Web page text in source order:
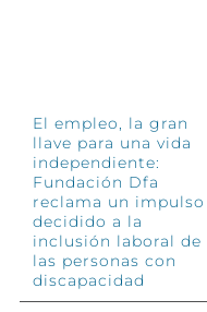
El empleo, la gran
llave para una vida
independiente:
Fundación Dfa
reclama un impulso
decidido a la
inclusión laboral de
las personas con
discapacidad